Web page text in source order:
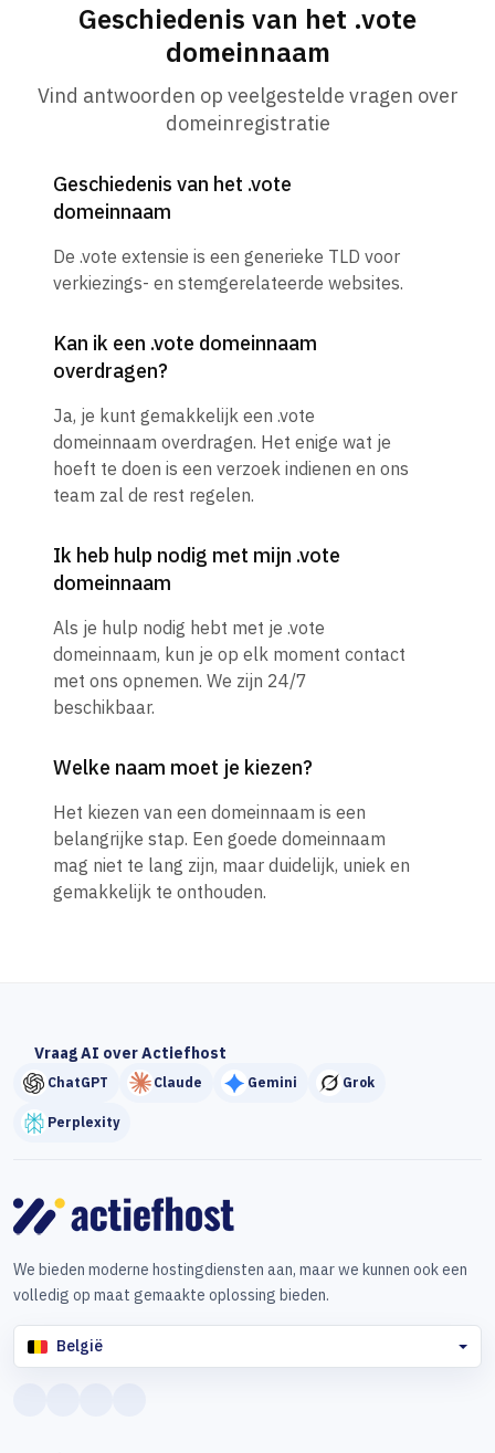
Geschiedenis van het .vote
domeinnaam
Vind antwoorden op veelgestelde vragen over
domeinregistratie
Geschiedenis van het .vote
domeinnaam
De .vote extensie is een generieke TLD voor
verkiezings- en stemgerelateerde websites.
Kan ik een .vote domeinnaam
overdragen?
Ja, je kunt gemakkelijk een .vote
domeinnaam overdragen. Het enige wat je
hoeft te doen is een verzoek indienen en ons
team zal de rest regelen.
Ik heb hulp nodig met mijn .vote
domeinnaam
Als je hulp nodig hebt met je .vote
domeinnaam, kun je op elk moment contact
met ons opnemen. We zijn 24/7
beschikbaar.
Welke naam moet je kiezen?
Het kiezen van een domeinnaam is een
belangrijke stap. Een goede domeinnaam
mag niet te lang zijn, maar duidelijk, uniek en
gemakkelijk te onthouden.
Vraag AI over Actiefhost
ChatGPT Claude Gemini Grok
Perplexity
We bieden moderne hostingdiensten aan, maar we kunnen ook een
volledig op maat gemaakte oplossing bieden.
België